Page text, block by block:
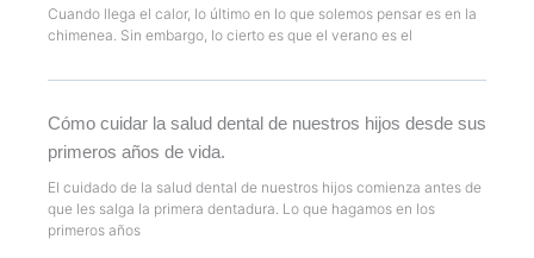
Cuando llega el calor, lo último en lo que solemos pensar es en la
chimenea. Sin embargo, lo cierto es que el verano es el
Cómo cuidar la salud dental de nuestros hijos desde sus
primeros años de vida.
El cuidado de la salud dental de nuestros hijos comienza antes de
que les salga la primera dentadura. Lo que hagamos en los
primeros años